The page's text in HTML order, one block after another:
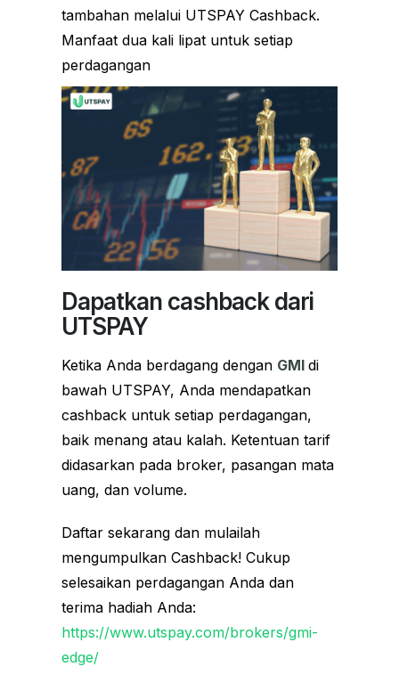
tambahan melalui UTSPAY Cashback.
Manfaat dua kali lipat untuk setiap
perdagangan
Dapatkan cashback dari
UTSPAY
Ketika Anda berdagang dengan GMI di
bawah UTSPAY, Anda mendapatkan
cashback untuk setiap perdagangan,
baik menang atau kalah. Ketentuan tarif
didasarkan pada broker, pasangan mata
uang, dan volume.
Daftar sekarang dan mulailah
mengumpulkan Cashback! Cukup
selesaikan perdagangan Anda dan
terima hadiah Anda:
https://www.utspay.com/brokers/gmi-
edge/